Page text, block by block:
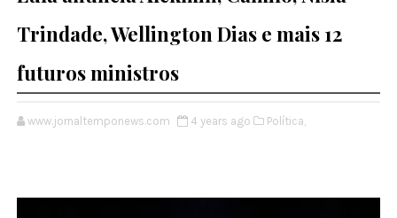
Trindade, Wellington Dias e mais 12
futuros ministros
www.jornaltemponews.com 4 years ago Política,